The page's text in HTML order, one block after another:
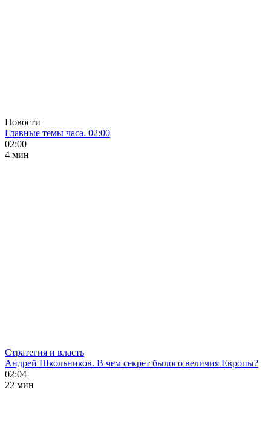
Новости
Главные темы часа. 02:00
02:00
4 мин
Стратегия и власть
Андрей Школьников. В чем секрет былого величия Европы?
02:04
22 мин